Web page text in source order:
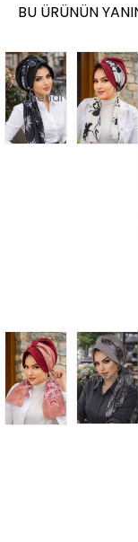
BU ÜRÜNÜN
Tükendi
Tükendi